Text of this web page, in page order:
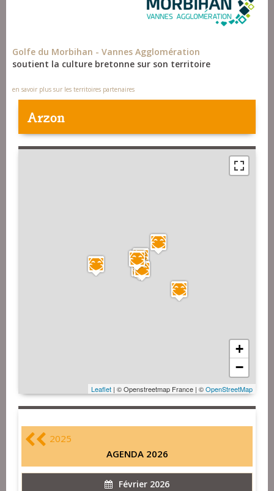
Golfe du Morbihan - Vannes Agglomération
soutient la culture bretonne sur son territoire
en savoir plus sur les territoires partenaires
Arzon
+
−
Leaflet | © Openstreetmap France | ©OpenStreetMap
2025
AGENDA 2026
Février 2026